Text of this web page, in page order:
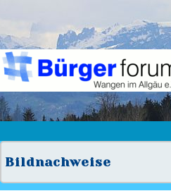
Suche Schließen
Suchformular
Suche
Bildnachweise